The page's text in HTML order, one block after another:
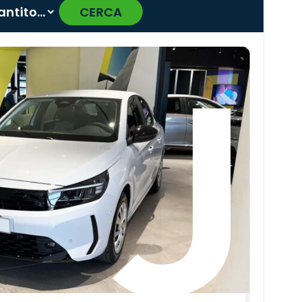
CERCA
›